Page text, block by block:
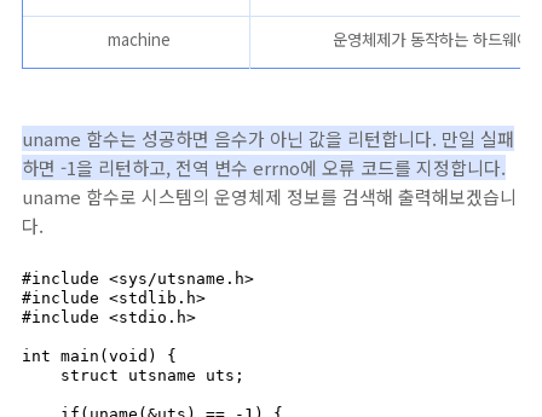
machine 운영체제가 동작하는 하드웨어
uname 함수는 성공하면 음수가 아닌 값을 리턴합니다. 만일 실패
하면 -1을 리턴하고, 전역 변수 errno에 오류 코드를 지정합니다.
uname 함수로 시스템의 운영체제 정보를 검색해 출력해보겠습니
다.
#include <sys/utsname.h>
#include <stdlib.h>
#include <stdio.h>
int main(void) {